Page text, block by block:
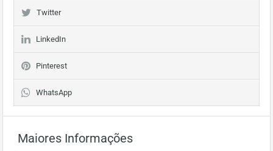
Twitter
LinkedIn
Pinterest
WhatsApp
Maiores Informações